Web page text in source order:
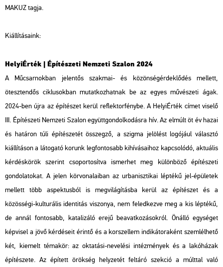
MAKUZ tagja.
Kiállításaink:
HelyiÉrték | Építészeti Nemzeti Szalon 2024
A Műcsarnokban jelentős szakmai- és közönségérdeklődés mellett,
ötesztendős ciklusokban mutatkozhatnak be az egyes művészeti ágak.
2024-ben újra az építészet kerül reflektorfénybe. A HelyiÉrték címet viselő
III. Építészeti Nemzeti Szalon együttgondolkodásra hív. Az elmúlt öt év hazai
és határon túli építészetét összegző, a szigma jelölést logójául választó
kiállításon a látogató korunk legfontosabb kihívásaihoz kapcsolódó, aktuális
kérdéskörök szerint csoportosítva ismerhet meg különböző építészeti
gondolatokat. A jelen körvonalaiban az urbanisztikai léptékű jel-épületek
mellett több aspektusból is megvilágításba kerül az építészet és a
közösségi-kulturális identitás viszonya, nem feledkezve meg a kis léptékű,
de annál fontosabb, katalizáló erejű beavatkozásokról. Önálló egységet
képvisel a jövő kérdéseit érintő és a korszellem indikátoraként szemlélhető
két, kiemelt témakör: az oktatási-nevelési intézmények és a lakóházak
építészete. Az épített örökség helyzetét feltáró szekció a múlttal való